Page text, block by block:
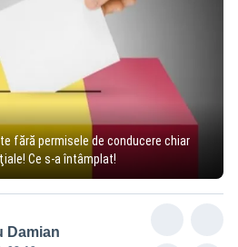
fără permisele de conducere chiar
Ce s-a întâmplat!
Damian